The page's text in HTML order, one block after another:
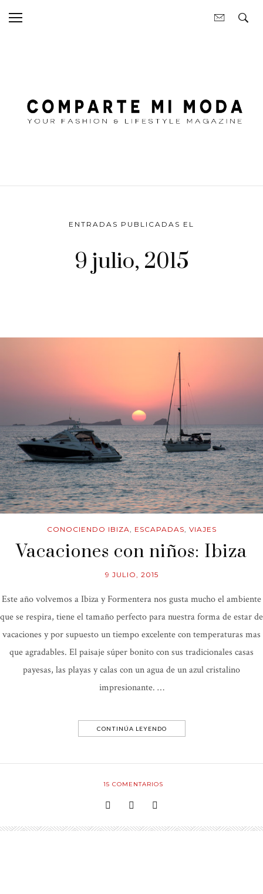
ENTRADAS PUBLICADAS EL
9 julio, 2015
CONOCIENDO IBIZA, ESCAPADAS, VIAJES
Vacaciones con niños: Ibiza
9 JULIO, 2015
Este año volvemos a Ibiza y Formentera nos gusta mucho el ambiente
que se respira, tiene el tamaño perfecto para nuestra forma de estar de
vacaciones y por supuesto un tiempo excelente con temperaturas mas
que agradables. El paisaje súper bonito con sus tradicionales casas
payesas, las playas y calas con un agua de un azul cristalino
impresionante. …
CONTINÚA LEYENDO
15 COMENTARIOS